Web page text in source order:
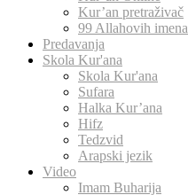
Kur’an pretraživač
99 Allahovih imena
Predavanja
Skola Kur'ana
Skola Kur'ana
Sufara
Halka Kur’ana
Hifz
Tedzvid
Arapski jezik
Video
Imam Buharija